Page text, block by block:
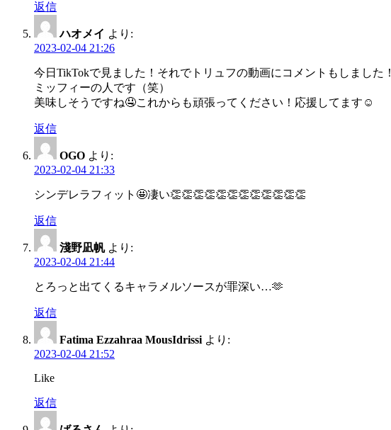
返信
ハオメイ より:
2023-02-04 21:26
今日TikTokで見ました！それでトリュフの動画にコメントもしました！
ミッフィーの人です（笑）
美味しそうですね🤤これからも頑張ってください！応援してます☺
返信
OGO より:
2023-02-04 21:33
シンデレラフィット🤩凄い👏👏👏👏👏👏👏👏👏👏👏👏
返信
淺野凪帆 より:
2023-02-04 21:44
とろっと出てくるキャラメルソースが罪深い…🫶
返信
Fatima Ezzahraa MousIdrissi より:
2023-02-04 21:52
Like
返信